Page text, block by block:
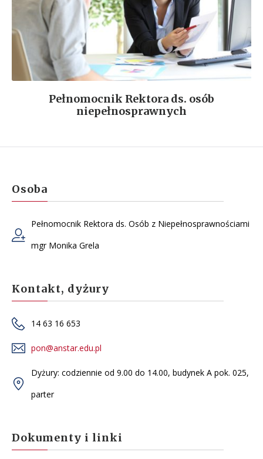
Pełnomocnik Rektora ds. osób
niepełnosprawnych
Osoba
Pełnomocnik Rektora ds. Osób z Niepełnosprawnościami
mgr Monika Grela
Kontakt, dyżury
14 63 16 653
pon@anstar.edu.pl
Dyżury: codziennie od 9.00 do 14.00, budynek A pok. 025,
parter
Dokumenty i linki